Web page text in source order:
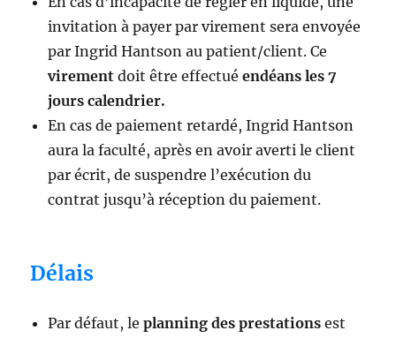
invitation à payer par virement sera envoyée
par Ingrid Hantson au patient/client. Ce
virement doit être effectuéendéans les 7
jours calendrier.
En cas de paiement retardé, Ingrid Hantson
aura la faculté, après en avoir averti le client
par écrit, de suspendre l’exécution du
contrat jusqu’à réception du paiement.
Délais
Par défaut, leplanning des prestationsest